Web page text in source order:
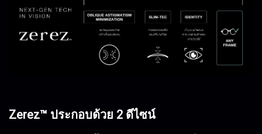
Zerez™ ประกอบด้วย 2 ดีไซน์